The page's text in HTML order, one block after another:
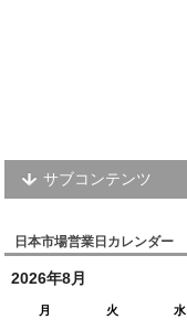
サブコンテンツ
日本市場営業日カレンダー
2026年8月
月 火 水